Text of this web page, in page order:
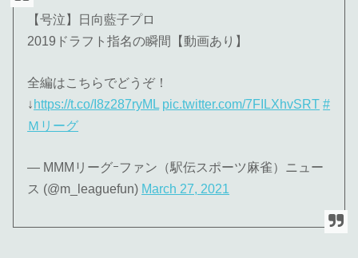
【号泣】日向藍子プロ
2019ドラフト指名の瞬間【動画あり】
全編はこちらでどうぞ！
↓ https://t.co/I8z287ryML pic.twitter.com/7FILXhvSRT #
Ｍリーグ
— MMMリーグｰファン（駅伝スポーツ麻雀）ニュー
ス (@m_leaguefun) March 27, 2021